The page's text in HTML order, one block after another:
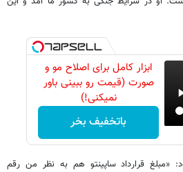
ابزار کامل برای اصلاح مو و
صورت (قیمت رو ببینی باور
نمیکنی!)
باتخفیف بخر
«مبلغ قرارداد ساپینتو هم به نظر من رقم